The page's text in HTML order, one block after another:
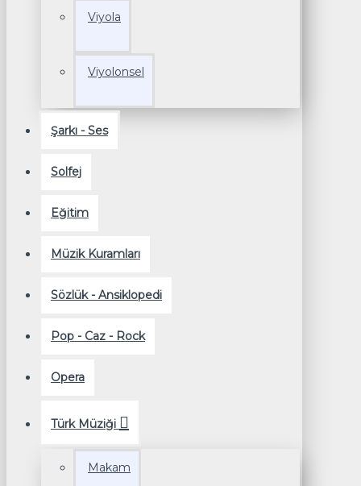
Viyola
Viyolonsel
Şarkı - Ses
Solfej
Eğitim
Müzik Kuramları
Sözlük - Ansiklopedi
Pop - Caz - Rock
Opera
Türk Müziği
Makam